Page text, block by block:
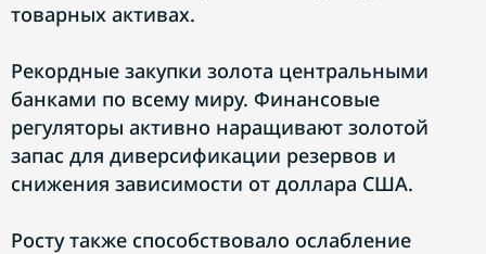
товарных активах.
Рекордные закупки золота центральными
банками по всему миру. Финансовые
регуляторы активно наращивают золотой
запас для диверсификации резервов и
снижения зависимости от доллара США.
Росту также способствовало ослабление